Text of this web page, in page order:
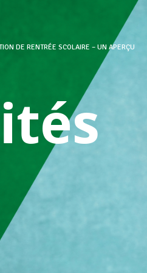
DE RENTRÉE SCOLAIRE – UN APERÇU